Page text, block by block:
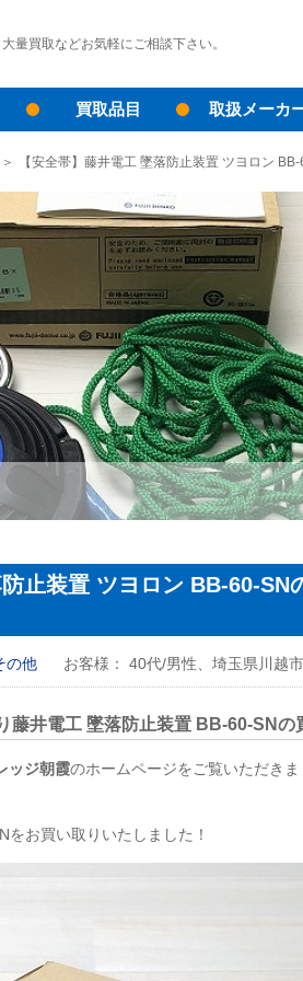
量買取などお気軽にご相談下さい。
買取品目 取扱メーカ
【安全帯】藤井電工 墜落防止装置 ツヨロン
防止装置 ツヨロン BB-60-SN
の他 お客様： 40代/男性、埼玉県川越市
藤井電工 墜落防止装置 BB-60-SNの
ッジ朝霞のホームページをご覧いただき
お買い取りいたしました！